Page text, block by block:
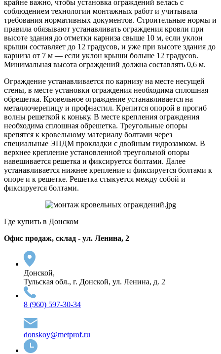
крайне важно, чтобы установка ограждений велась с
соблюдением технологии монтажных работ и учитывала
требования нормативных документов. Строительные нормы и
правила обязывают устанавливать ограждения кровли при
высоте здания до отметки карниза свыше 10 м, если уклон
крыши составляет до 12 градусов, и уже при высоте здания до
карниза от 7 м — если уклон крыши больше 12 градусов.
Минимальная высота ограждений должна составлять 0,6 м.
Ограждение устанавливается по карнизу на месте несущей
стены, в месте установки ограждения необходима сплошная
обрешетка. Кровельное ограждение устанавливается на
металлочерепицу и профнастил. Крепится опорой в прогиб
волны решеткой к коньку. В месте крепления ограждения
необходима сплошная обрешетка. Треугольные опоры
крепятся к кровельному материалу болтами через
специальные ЭПДМ прокладки с двойным гидрозамком. В
верхнее крепление установленной треугольной опоры
навешивается решетка и фиксируется болтами. Далее
устанавливается нижнее крепление и фиксируется болтами к
опоре и к решетке. Решетка стыкуется между собой и
фиксируется болтами.
Где купить в Донском
Офис продаж, склад - ул. Ленина, 2
Донской,
Тульская обл., г. Донской, ул. Ленина, д. 2
8 (960) 597-30-34
donskoy@metprof.ru